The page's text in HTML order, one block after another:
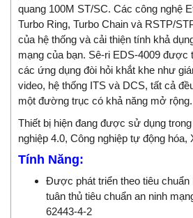
quang 100M ST/SC. Các công nghệ
Turbo Ring, Turbo Chain và RSTP/
của hệ thống và cải thiện tính khả
mạng của bạn. Sê-ri EDS-4009 được
các ứng dụng đòi hỏi khắt khe như
video, hệ thống ITS và DCS, tất cả
một đường trục có khả năng mở rộng.
Thiết bị hiện đang được sử dụng
nghiệp 4.0, Công nghiệp tự động
Tính Năng:
Được phát triển theo tiêu chuẩn
tuân thủ tiêu chuẩn an ninh
62443-4-2